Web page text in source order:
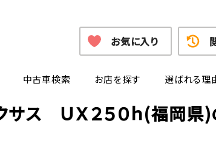
中古車検索 お店を探す 選ばれる理
お気に入り
サス ＵＸ２５０ｈ(福岡